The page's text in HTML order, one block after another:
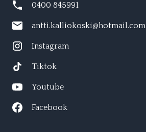
0400 845991
antti.kalliokoski@hotmail.com
Instagram
Tiktok
Youtube
Facebook